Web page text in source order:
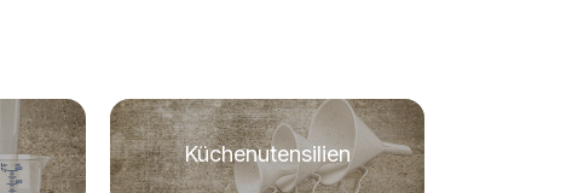
Küchenutensilien